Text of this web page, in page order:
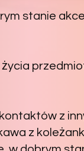
stanie
z
z